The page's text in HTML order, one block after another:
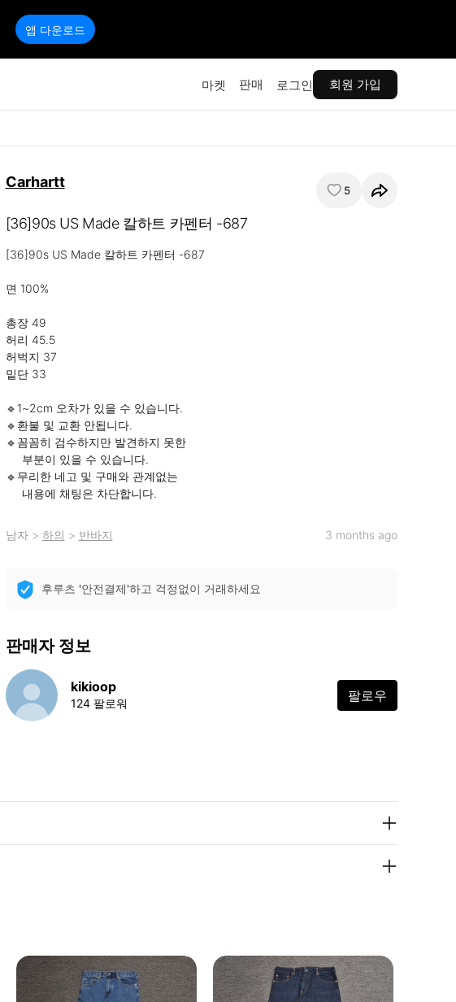
앱 다운로드
마켓 판매 로그인 회원 가입
Carhartt 5
[36]90s US Made 칼하트 카펜터 -687
[36]90s US Made 칼하트 카펜터 -687
면 100%
총장 49
허리 45.5
허벅지 37
밑단 33
🔹️1~2cm 오차가 있을 수 있습니다.
🔹️환불 및 교환 안됩니다.
🔹️꼼꼼히 검수하지만 발견하지 못한
🔹️무리한 네고 및 구매와 관계없는
     내용에 채팅은 차단합니다.
남자> 하의 > 반바지 3 months ago
후루츠 '안전결제'하고 걱정없이 거래하세요
판매자 정보
kikioop
124 팔로워 팔로우